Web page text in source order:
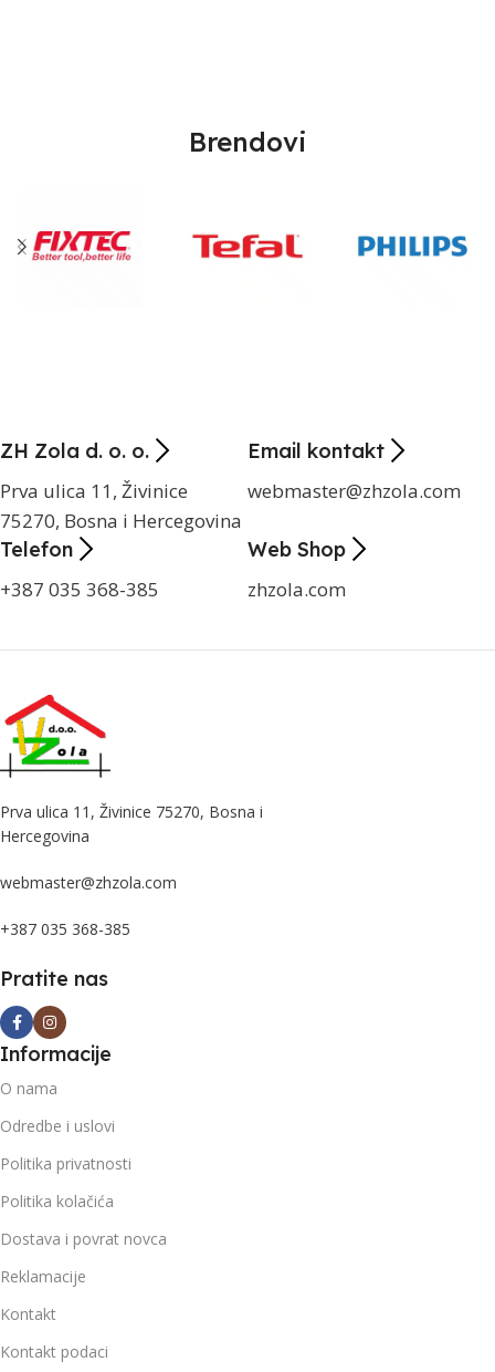
Brendovi
ZH Zola d. o. o.
Prva ulica 11, Živinice
75270, Bosna i Hercegovina
Email kontakt
webmaster@zhzola.com
Telefon
+387 035 368-385
Web Shop
zhzola.com
Prva ulica 11, Živinice 75270, Bosna i
Hercegovina
webmaster@zhzola.com
+387 035 368-385
Pratite nas
Informacije
O nama
Odredbe i uslovi
Politika privatnosti
Politika kolačića
Dostava i povrat novca
Reklamacije
Kontakt
Kontakt podaci